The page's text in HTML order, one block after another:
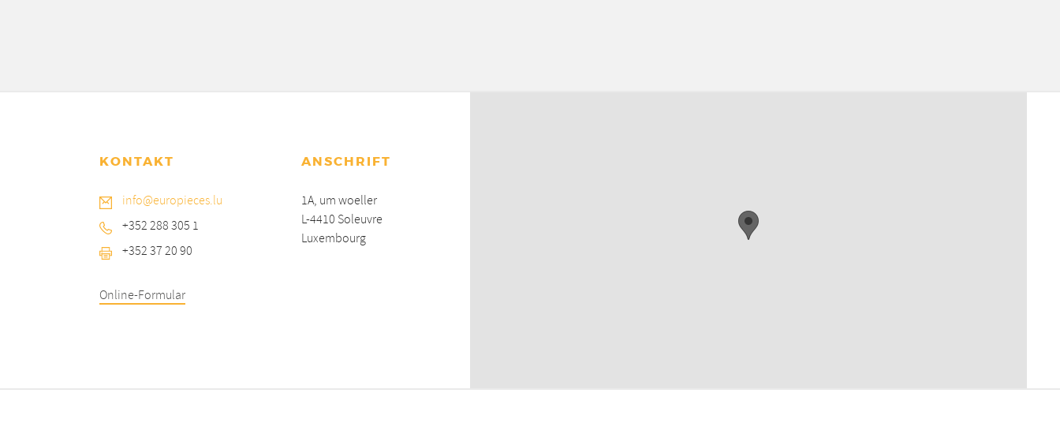
KONTAKT
info@europieces.lu
+352 288 305 1
+352 37 20 90
Online-Formular
ANSCHRIFT
1A, um woeller
L-4410 Soleuvre
Luxembourg